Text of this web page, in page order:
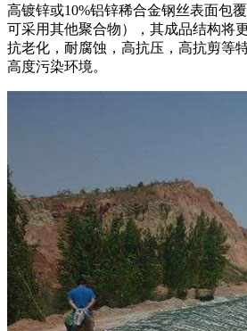
高镀锌或10%铝锌稀合金钢丝表面包
可采用其他聚合物），其成品结构将
抗老化，耐腐蚀，高抗压，高抗剪等
高度污染环境。